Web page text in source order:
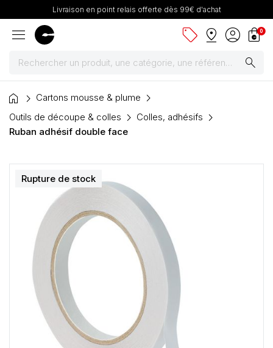
Livraison en point relais offerte dès 99€ d'achat
menu sell pin_drop account_circle shopping_bag
0
search
Peintures
Pinceaux & fournitures
Papiers
Dessin & arts graphiques
Cartons mousse & plume
Loisirs Créatifs
Coffrets & cadeaux
Encadrement
home
Cartons mousse & plume
Outils de découpe & colles
Colles, adhésifs
Ruban adhésif double face
Rupture de stock